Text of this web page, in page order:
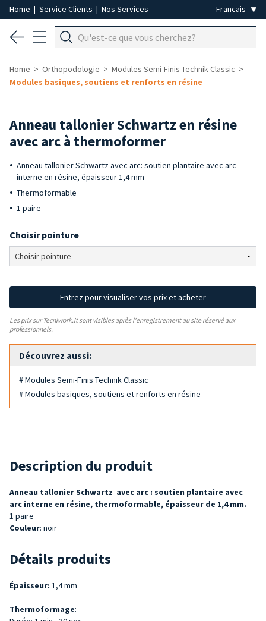
Home | Service Clients | Nos Services
Home Orthopodologie
Modules Semi-Finis Technik Classic
Modules basiques, soutiens et renforts en résine
Anneau tallonier Schwartz en résine
avec arc à thermoformer
Anneau tallonier Schwartz avec arc: soutien plantaire avec arc
interne en résine, épaisseur 1,4 mm
Thermoformable
1 paire
Choisir pointure
Entrez pour visualiser vos prix et acheter
Les prix sur Tecniwork.it sont visibles après l'enregistrement au site réservé aux
professionnels.
Découvrez aussi:
# Modules Semi-Finis Technik Classic
# Modules basiques, soutiens et renforts en résine
Description du produit
Anneau tallonier Schwartz avec arc : soutien plantaire avec
arc interne en résine, thermoformable, épaisseur de 1,4 mm.
1 paire
Couleur: noir
Détails produits
Épaisseur: 1,4 mm
Thermoformage: